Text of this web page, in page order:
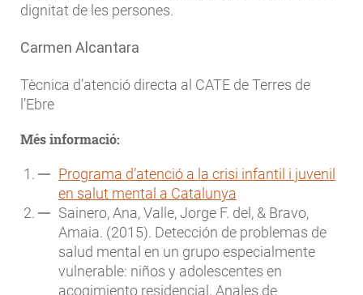
dignitat de les persones.
Carmen Alcantara
Tècnica d’atenció directa al CATE de Terres de
l’Ebre
Més informació:
Programa d’atenció a la crisi infantil i juvenil
en salut mental a Catalunya
Sainero, Ana, Valle, Jorge F. del, & Bravo,
Amaia. (2015). Detección de problemas de
salud mental en un grupo especialmente
vulnerable: niños y adolescentes en
acogimiento residencial. Anales de